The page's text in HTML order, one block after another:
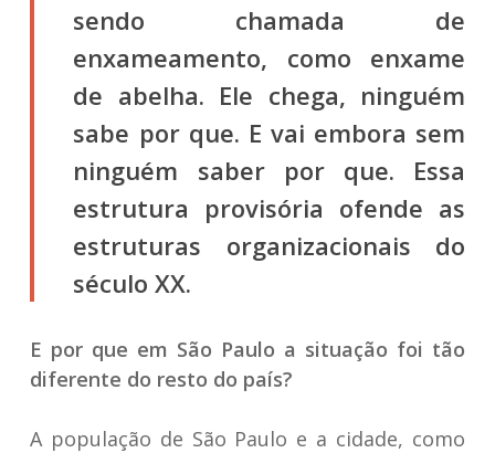
sendo chamada de
enxameamento, como enxame
de abelha. Ele chega, ninguém
sabe por que. E vai embora sem
ninguém saber por que. Essa
estrutura provisória ofende as
estruturas organizacionais do
século XX.
E por que em São Paulo a situação foi tão
diferente do resto do país?
A população de São Paulo e a cidade, como